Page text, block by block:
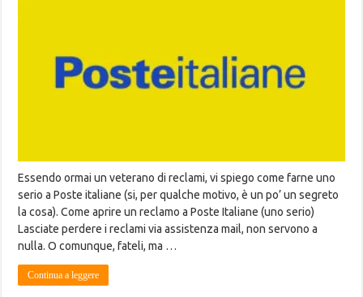
Essendo ormai un veterano di reclami, vi spiego come farne uno
serio a Poste italiane (si, per qualche motivo, è un po’ un segreto
la cosa). Come aprire un reclamo a Poste Italiane (uno serio)
Lasciate perdere i reclami via assistenza mail, non servono a
nulla. O comunque, fateli, ma …
Continua a leggere